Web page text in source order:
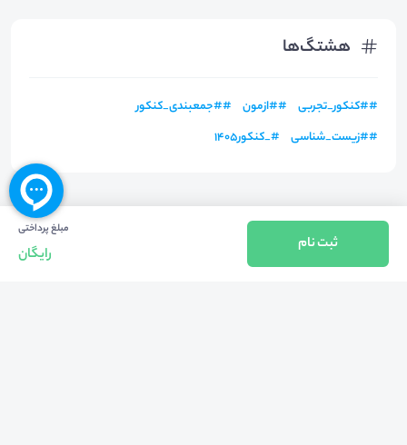
هشتگ‌ها
##کنکور_تجربی ##ازمون ##جمعبندی_کنکور
##زیست_شناسی #_کنکور۱۴۰۵
مبلغ پرداختی
رایگان
ثبت نام